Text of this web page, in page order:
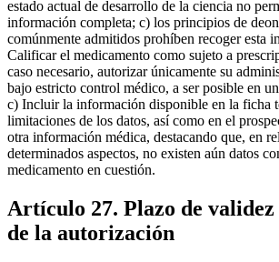
estado actual de desarrollo de la ciencia no
información completa; c) los principios de
comúnmente admitidos prohíben recoger esta
Calificar el medicamento como sujeto a
caso necesario, autorizar únicamente su
bajo estricto control médico, a ser posible en
c) Incluir la información disponible en la ficha
limitaciones de los datos, así como en el
otra información médica, destacando que, en
determinados aspectos, no existen aún datos
medicamento en cuestión.
Artículo 27. Plazo de
de la autorización